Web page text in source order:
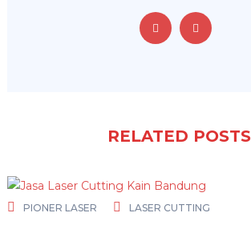
RELATED POSTS
PIONER LASER LASER CUTTING